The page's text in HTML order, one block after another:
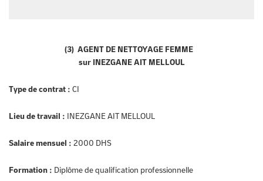
(3) AGENT DE NETTOYAGE FEMME
sur INEZGANE AIT MELLOUL
Type de contrat : CI
Lieu de travail : INEZGANE AIT MELLOUL
Salaire mensuel : 2000 DHS
Formation : Diplôme de qualification professionnelle